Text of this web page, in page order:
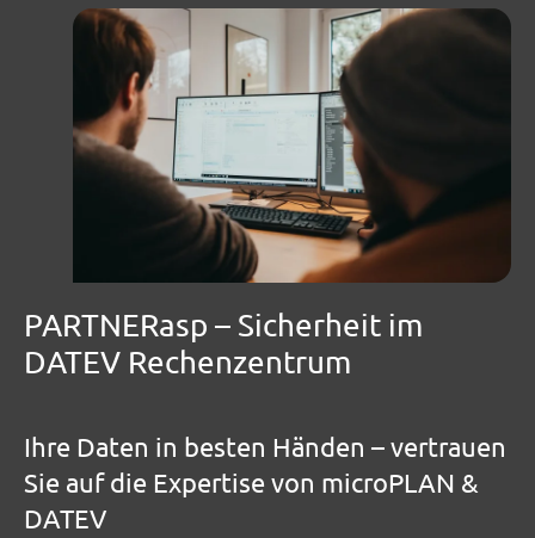
PARTNERasp – Sicherheit im
DATEV Rechenzentrum
Ihre Daten in besten Händen – vertrauen
Sie auf die Expertise von microPLAN &
DATEV